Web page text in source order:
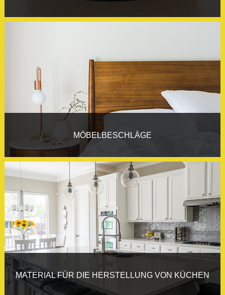
MÖBELBESCHLÄGE
MATERIAL FÜR DIE HERSTELLUNG VON KÜCHEN